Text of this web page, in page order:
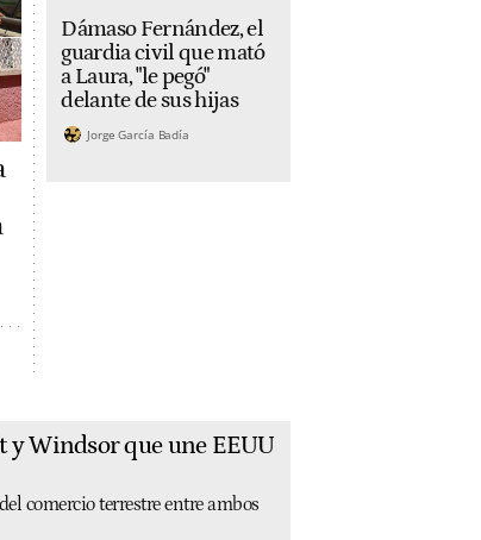
Dámaso Fernández, el
guardia civil que mató
a Laura, "le pegó"
delante de sus hijas
Jorge García Badía
y Windsor que une EEUU
comercio terrestre entre ambos